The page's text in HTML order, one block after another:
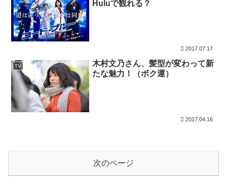
Huluで観れる？
2017.07.17
TV
木村文乃さん、髪型が変わって新
たな魅力！（ボク運）
2017.04.16
次のページ